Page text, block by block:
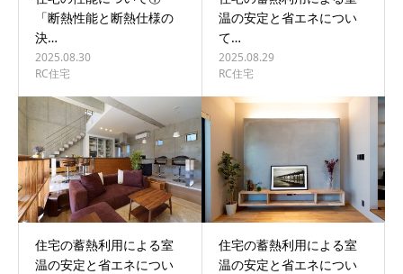
「断熱性能と断熱仕様の
決…
2025.08.30
RC住宅
温の安定と省エネについ
て…
2025.08.29
RC住宅
住宅の蓄熱利用による室
温の安定と省エネについ
住宅の蓄熱利用による室
温の安定と省エネについ